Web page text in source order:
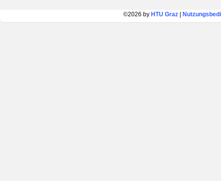
©2026 by HTU Graz|